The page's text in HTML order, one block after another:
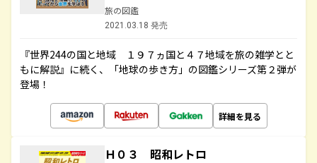
旅の図鑑
2021.03.18 発売
『世界244の国と地域 １９７ヵ国と４７地域を旅の雑学とと
もに解説』に続く、「地球の歩き方」の図鑑シリーズ第２弾が
登場！
詳細を見る
Ｈ０３ 昭和レトロ